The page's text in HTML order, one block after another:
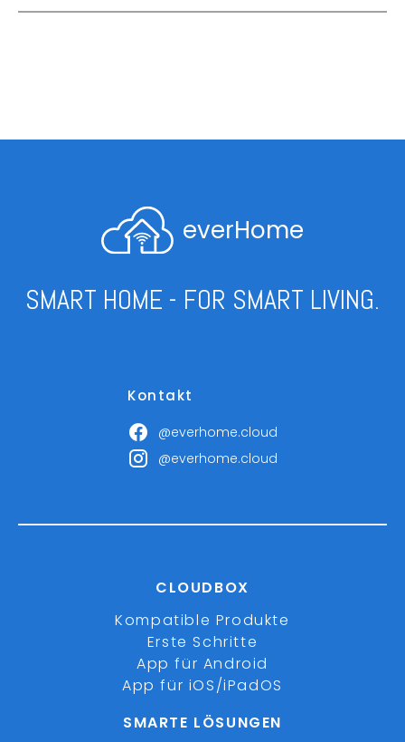
everHome
SMART HOME - FOR SMART LIVING.
Kontakt
@everhome.cloud
@everhome.cloud
CLOUDBOX
Kompatible Produkte
Erste Schritte
App für Android
App für iOS/iPadOS
SMARTE LÖSUNGEN